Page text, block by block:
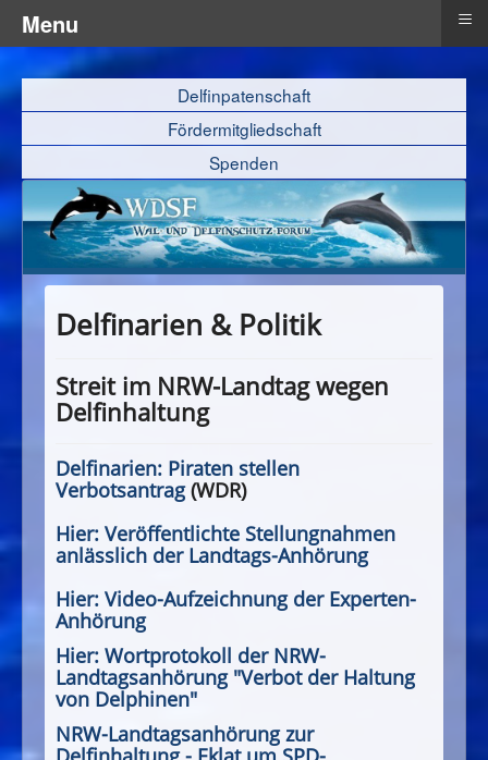
Delfinpatenschaft
Fördermitgliedschaft
Spenden
Delfinarien & Politik
Streit im NRW-Landtag wegen
Delfinhaltung
Delfinarien: Piraten stellen
Verbotsantrag(WDR)
Hier: Veröffentlichte Stellungnahmen
anlässlich der Landtags-Anhörung
Hier: Video-Aufzeichnung der Experten-
Anhörung
Hier: Wortprotokoll der NRW-
Landtagsanhörung "Verbot der Haltung
von Delphinen"
NRW-Landtagsanhörung zur
Menu ≡